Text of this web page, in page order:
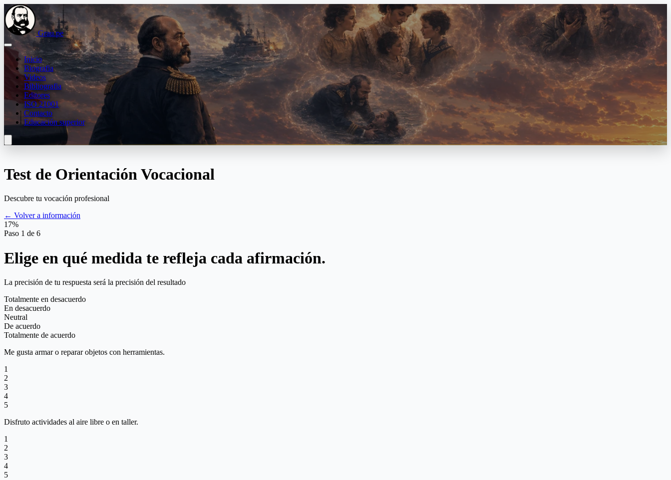
Grau.pe
Inicio
Biografia
Videos
Bibliografia
Editores
ISO 21001
Contacto
Educación superior
Test de Orientación Vocacional
Descubre tu vocación profesional
← Volver a información
17%
Paso 1 de 6
Elige en qué medida te refleja cada afirmación.
La precisión de tu respuesta será la precisión del resultado
Totalmente en desacuerdo
En desacuerdo
Neutral
De acuerdo
Totalmente de acuerdo
Me gusta armar o reparar objetos con herramientas.
1
2
3
4
5
Disfruto actividades al aire libre o en taller.
1
2
3
4
5